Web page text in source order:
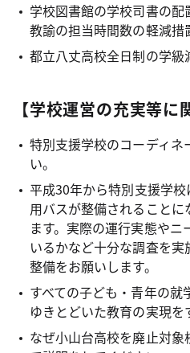
学校図書館の学校司書の
教諭の担当時間数の軽減措
都立八丈高校全日制の学級
【学校運営の充実等
特別支援学校のコーディ
い。
平成30年から特別支援学
用バスが整備されること
ます。実際の運行実態や
いるかなど十分な調査を
整備をお願いします。
すべての子ども・青年の就
ゆきとどいた教育の実現を
なぜ小山台高校を廃止対